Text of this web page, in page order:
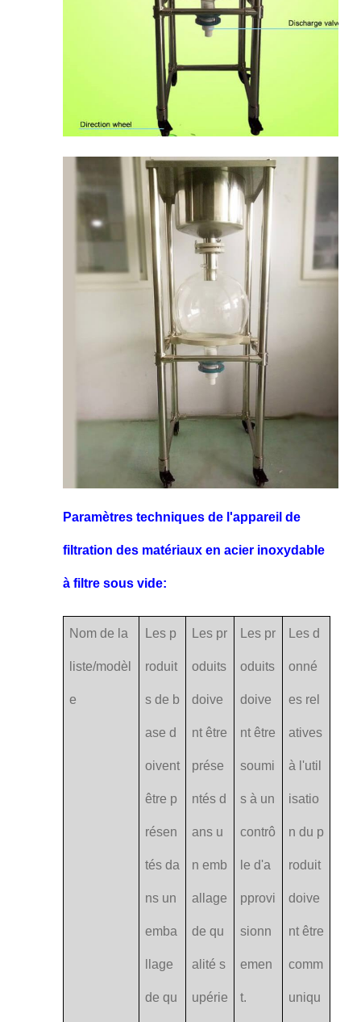
Paramètres techniques de l'appareil de
filtration des matériaux en acier inoxydable
à filtre sous vide:
Nom de la
liste/modèl
e
Les p
roduit
s de b
ase d
oivent
être p
résen
tés da
ns un
emba
llage
de qu
Les pr
oduits
doive
nt être
prése
ntés d
ans u
n emb
allage
de qu
alité s
upérie
Les pr
oduits
doive
nt être
soumi
s à un
contrô
le d'a
pprovi
sionn
emen
t.
Les d
onné
es rel
atives
à l'util
isatio
n du p
roduit
doive
nt être
comm
uniqu